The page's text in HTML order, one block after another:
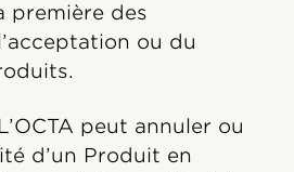
première des
ou du
peut annuler ou
d’un Produit en